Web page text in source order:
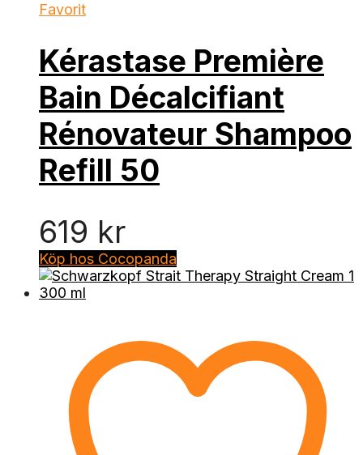
Favorit
Kérastase Première
Bain Décalcifiant
Rénovateur Shampoo
Refill 50
619 kr
Köp hos Cocopanda